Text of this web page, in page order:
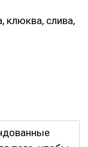
клюква, слива,